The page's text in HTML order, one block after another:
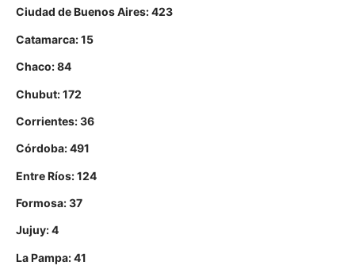
Ciudad de Buenos Aires: 423
Catamarca: 15
Chaco: 84
Chubut: 172
Corrientes: 36
Córdoba: 491
Entre Ríos: 124
Formosa: 37
Jujuy: 4
La Pampa: 41